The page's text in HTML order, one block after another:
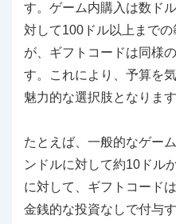
す。ゲーム内購入は数ド
対して100ドル以上まで
が、ギフトコードは同様
す。これにより、予算を
魅力的な選択肢となります
たとえば、一般的なゲー
ンドルに対して約10ドル
に対して、ギフトコード
金銭的な投資なしで付与